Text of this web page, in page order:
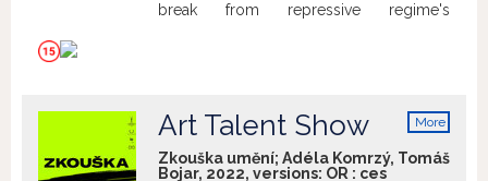
break from repressive regime's
More
Art Talent Show
Zkouška umění; Adéla Komrzý, Tomáš
Bojar, 2022, versions: OR : ces